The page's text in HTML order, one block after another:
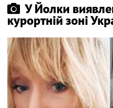
У Йолки
курортній зоні